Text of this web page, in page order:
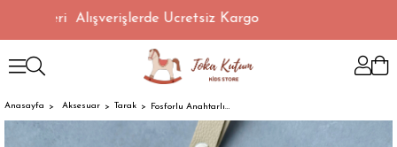
Üzeri Alışverişlerde Ücretsiz Kargo
Anasayfa Aksesuar Tarak Fosforlu Anahtarlık Ayna & Çanta Charm